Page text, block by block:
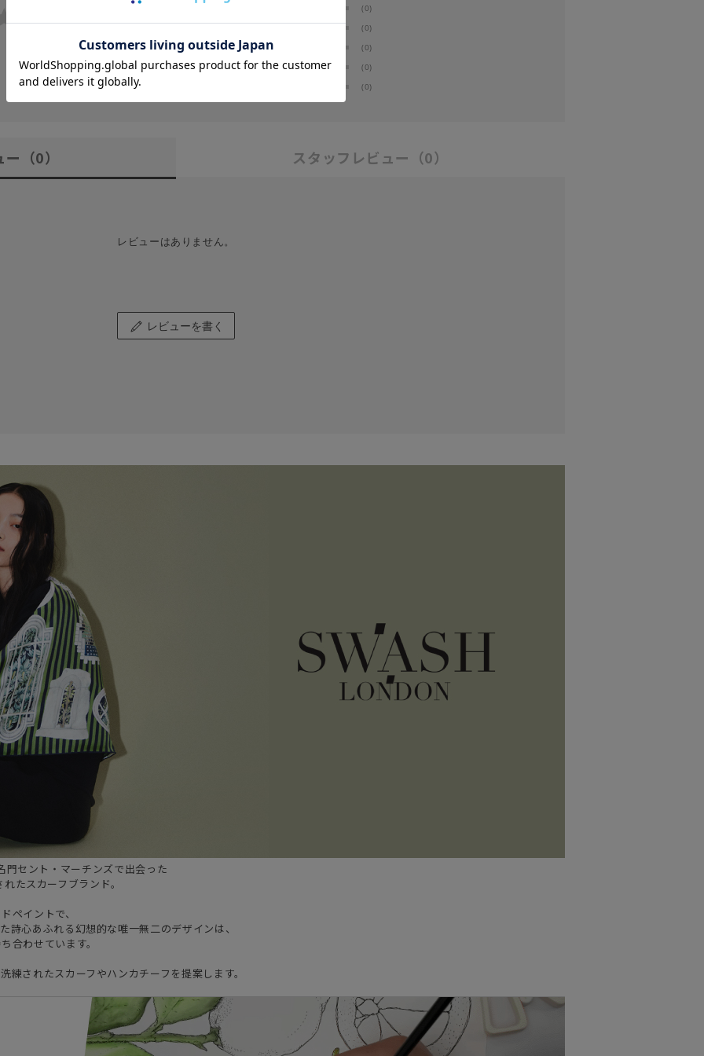
0.0
0件
5 (0)
★4 (0)
★3 (0)
★2 (0)
(0)
ー （0） スタッフレビュー （0）
レビューはありません。
レビューを書く
門セント・マーチンズで出会った
たスカーフブランド。
ペイントで、
詩心あふれる幻想的な唯一無二のデザインは、
合わせています。
されたスカーフやハンカチーフを提案します。